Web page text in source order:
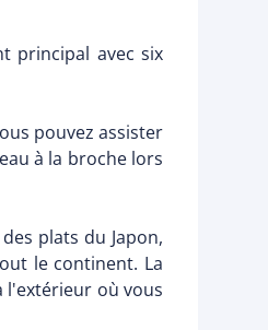
principal avec six
pouvez assister
à la broche lors
plats du Japon,
le continent. La
l'extérieur où vous